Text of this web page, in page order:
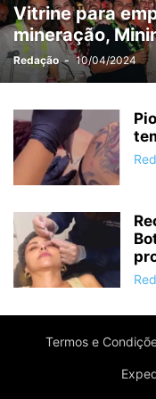
MÉDIO PIRACICABA
MUDANÇAS CLIMÁTICAS
PARCEIROS
PREVISÃO DO TEMPO
SETE LAGOAS
SUSTENTABILIDADE
TURISMO TURISMO
Vitrine para
mineração,
Redação - 10/04/2024
Termos e